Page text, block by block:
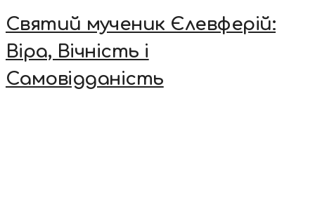
Святий мученик Єлевферій:
Віра, Вічність і
Самовідданість